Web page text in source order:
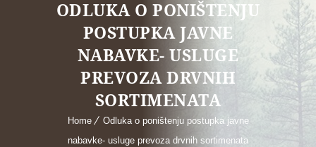
ODLUKA O PONIŠTENJU
POSTUPKA JAVNE
NABAVKE- USLUGE
PREVOZA DRVNIH
SORTIMENATA
Home
Odluka o poništenju postupka javne
nabavke- usluge prevoza drvnih sortimenata